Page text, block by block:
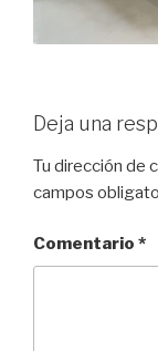
Deja una
Tu dirección de
campos
Comentario *